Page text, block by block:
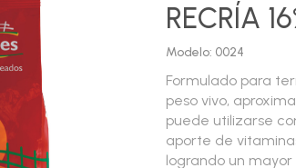
RECRÍA
Modelo: 0024
Formulado para
peso vivo,
puede utilizarse
aporte de
logrando un